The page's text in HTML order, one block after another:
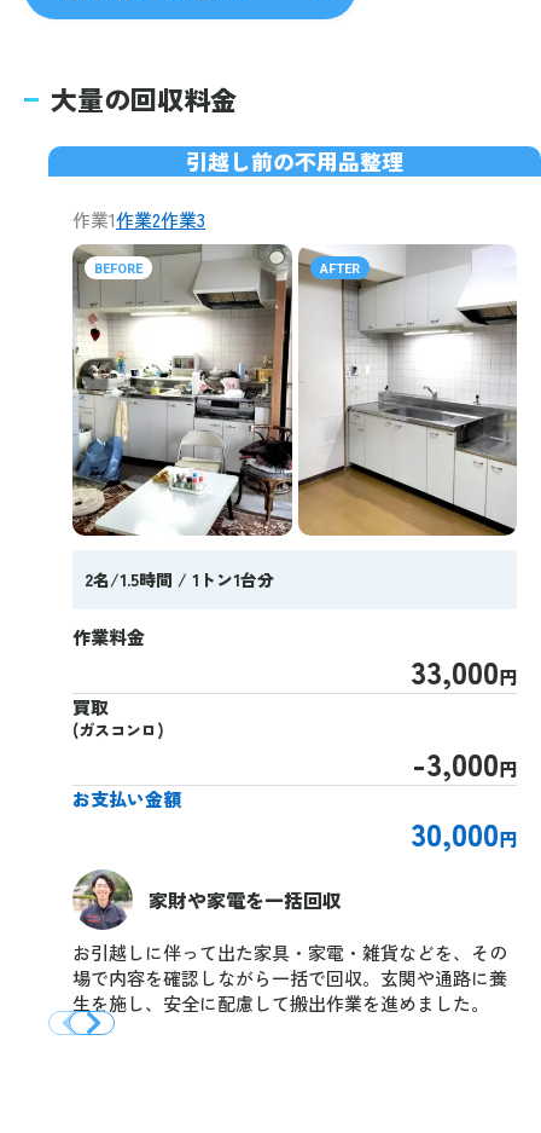
大量の回収料金
引越し前の不用品整理
作業1作業2作業3
BEFORE AFTER
2名/1.5時間 / 1トン1台分
作業料金
33,000円
買取
(ガスコンロ)
-3,000円
お支払い金額
30,000円
家財や家電を一括回収
お引越しに伴って出た家具・家電・雑貨などを、その
場で内容を確認しながら一括で回収。玄関や通路に養
生を施し、安全に配慮して搬出作業を進めました。